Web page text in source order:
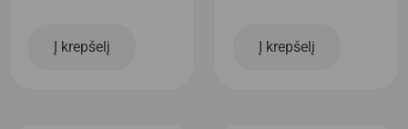
Į krepšelį Į krepšelį